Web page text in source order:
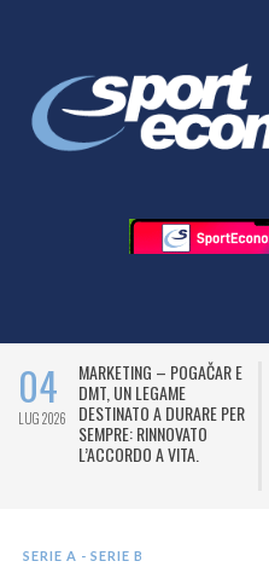
04
LUG 2026
MARKETING – POGAČAR E
DMT, UN LEGAME
DESTINATO A DURARE PER
SEMPRE: RINNOVATO
L’ACCORDO A VITA.
SERIE A - SERIE B